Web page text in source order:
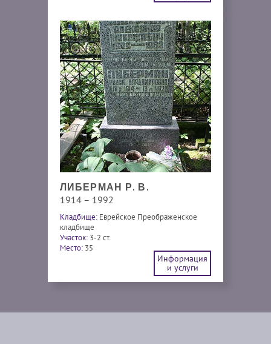
ЛИБЕРМАН Р. В.
1914 – 1992
Кладбище: Еврейское Преображенское
кладбище
Участок: 3-2 ст.
Место: 35
Информация
и услуги